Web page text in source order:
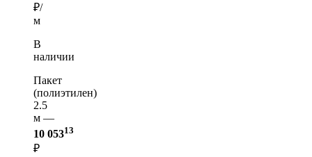
₽/
м
В
наличии
Пакет
(полиэтилен)
2.5
м —
10 05313
₽